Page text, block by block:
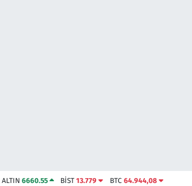
ALTIN 6660.55 BİST13.779 BTC 64.944,08